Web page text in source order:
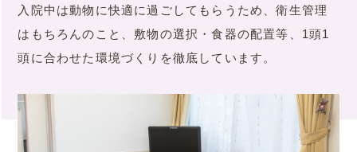
入院中は動物に快適に過ごしてもらうため、衛生管理
はもちろんのこと、敷物の選択・食器の配置等、1頭1
頭に合わせた環境づくりを徹底しています。